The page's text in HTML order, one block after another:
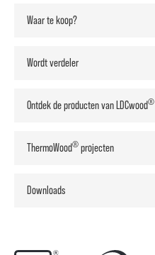
Waar te koop?
Wordt verdeler
Ontdek de producten van LDCwood®
ThermoWood® projecten
Downloads